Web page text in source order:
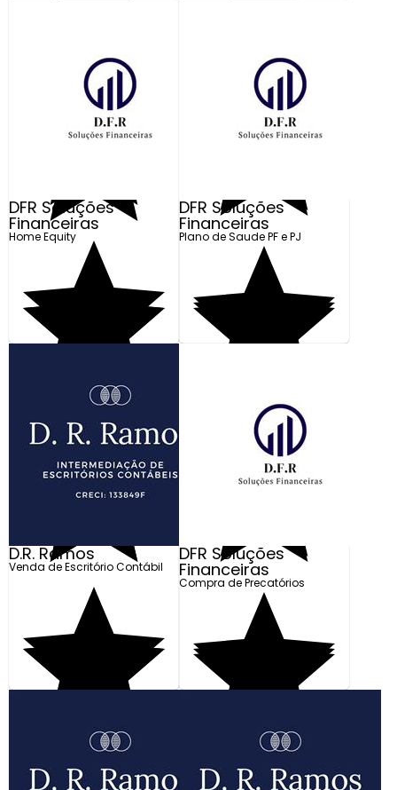
Fale Conosco
Preço Exclusivo para
Loja Online
Tenho Interesse
Preço Exclusivo para
Preço Exclusivo para
Tenho Interesse
Preço Exclusivo para
Loja Online
DFR Soluções
Financeiras
Home Equity
DFR Soluções
Financeiras
Plano de Saude PF e PJ
D.R. Ramos
Venda de Escritório Contábil
DFR Soluções
Financeiras
Compra de Precatórios